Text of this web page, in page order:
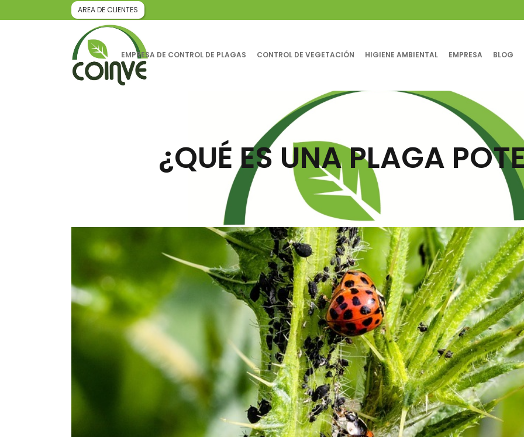
AREA DE CLIENTES
EMPRESA DE CONTROL DE PLAGAS CONTROL DE VEGETACIÓN HIGIENE AMBIENTAL EMPRESA BLOG
¿QUÉ ES UNA PLAGA